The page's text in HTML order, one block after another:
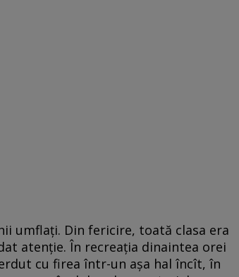
umflați. Din fericire, toată clasa era
atenție. În recreația dinaintea orei
cu firea într-un așa hal încît, în